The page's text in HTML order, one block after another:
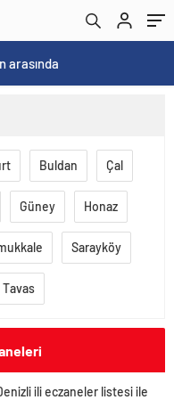
arasında
Buldan Çal
Güney Honaz
Sarayköy
Tavas
ili eczaneler listesi ile